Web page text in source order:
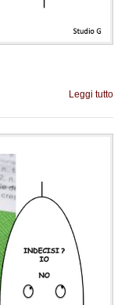
Leggi tutto